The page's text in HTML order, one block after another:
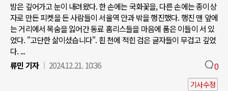
밤은 깊어가고 눈이 내려왔다. 한 손에는 국화꽃을, 다른 손에는 종이상
자로 만든 피켓을 든 사람들이 서울역 안과 밖을 행진했다. 행진 맨 앞에
는 거리에서 목숨을 잃어간 동료 홈리스들을 마음에 품은 이들이 서 있
었다. "고단한 삶이셨습니다". 흰 천에 적힌 검은 글자들이 무겁고 깊었
다. ...
류민 기자
2024.12.21. 10:36 0
기사수정